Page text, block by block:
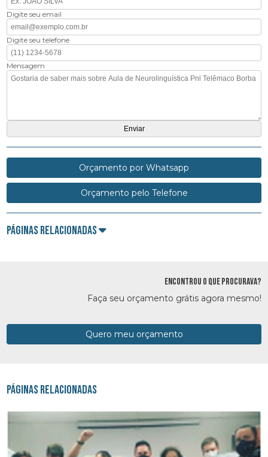
Digite seu email
Digite seu telefone
Mensagem
Orçamento por Whatsapp
Orçamento pelo Telefone
Páginas Relacionadas
ENCONTROU O QUE PROCURAVA?
Faça seu orçamento grátis agora mesmo!
Quero meu orçamento
Páginas Relacionadas